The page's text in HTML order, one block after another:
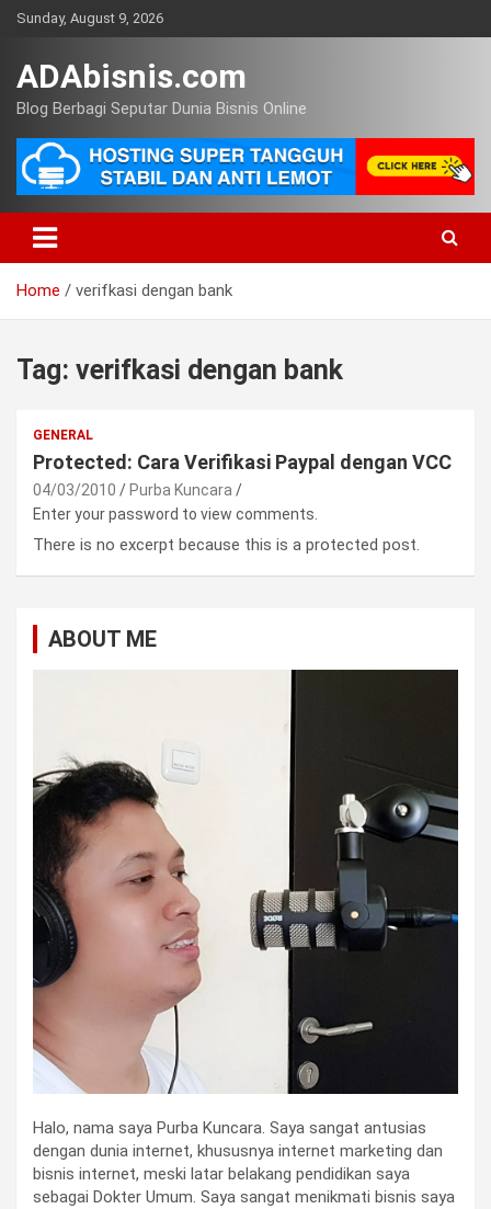
SkipSunday, August 9, 2026
ADAbisnis.com
Blog Berbagi Seputar Dunia Bisnis Online
Home verifkasi dengan bank
Tag: verifkasi dengan bank
GENERAL
Protected: Cara Verifikasi Paypal dengan VCC
04/03/2010
Purba Kuncara
Enter your password to view comments.
There is no excerpt because this is a protected post.
ABOUT ME
Halo, nama saya Purba Kuncara. Saya sangat antusias
dengan dunia internet, khususnya internet marketing dan
bisnis internet, meski latar belakang pendidikan saya
sebagai Dokter Umum. Saya sangat menikmati bisnis saya